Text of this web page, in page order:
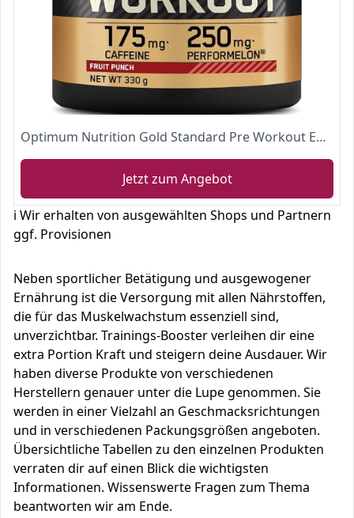
Optimum Nutrition Gold Standard Pre Workout Energie Booster (Pulver Shake mit Kreatin Monohydrat, Beta Alanin, natürliches Koffein und Vitamin B von ON) Fruit Punch, 30 Portionen, 330g
Jetzt zum Angebot
ℹ️ Wir erhalten von ausgewählten Shops und Partnern
ggf. Provisionen
Neben sportlicher Betätigung und ausgewogener
Ernährung ist die Versorgung mit allen Nährstoffen,
die für das Muskelwachstum essenziell sind,
unverzichtbar. Trainings-Booster verleihen dir eine
extra Portion Kraft und steigern deine Ausdauer. Wir
haben diverse Produkte von verschiedenen
Herstellern genauer unter die Lupe genommen. Sie
werden in einer Vielzahl an Geschmacksrichtungen
und in verschiedenen Packungsgrößen angeboten.
Übersichtliche Tabellen zu den einzelnen Produkten
verraten dir auf einen Blick die wichtigsten
Informationen. Wissenswerte Fragen zum Thema
beantworten wir am Ende.